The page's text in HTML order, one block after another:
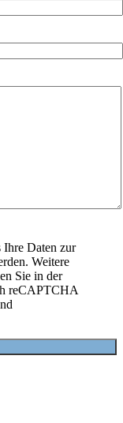
Ihre Daten zur
Weitere
Sie in der
reCAPTCHA